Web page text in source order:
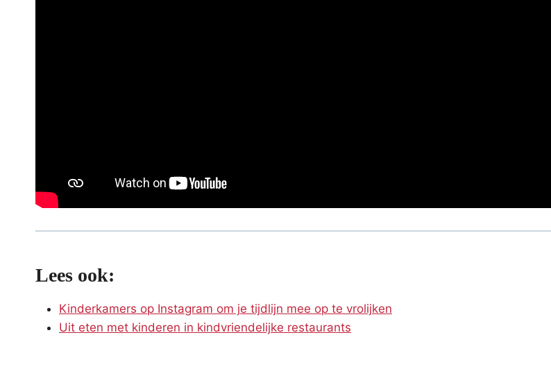
Lees ook:
Kinderkamers op Instagram om je tijdlijn mee op te vrolijken
Uit eten met kinderen in kindvriendelijke restaurants